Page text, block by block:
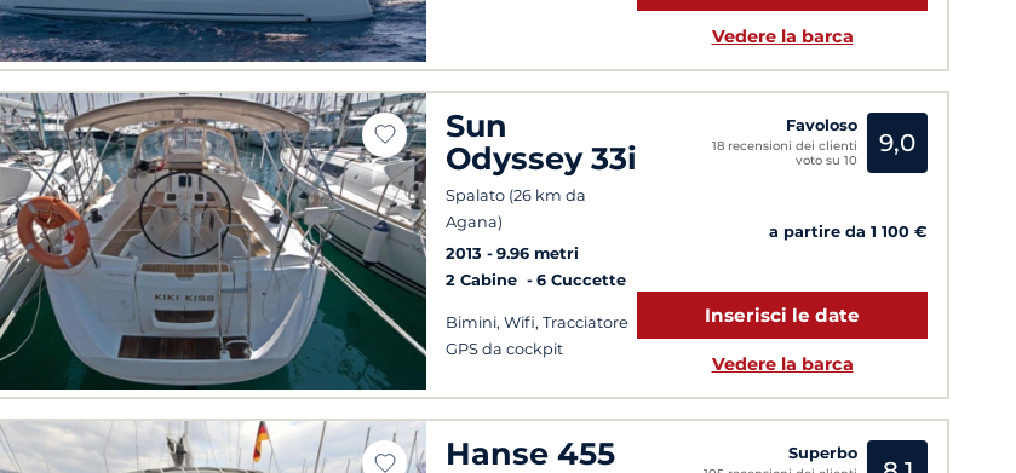
Vedere la barca
Sun
Odyssey 33i
Spalato (26 km da
Agana)
2013
9.96 metri
2 Cabine
6 Cuccette
Bimini, Wifi, Tracciatore
GPS da cockpit
Favoloso
18 recensioni dei clienti
voto su 10
9,0
a partire da 1 100 €
Inserisci le date
Vedere la barca
Hanse 455 Superbo